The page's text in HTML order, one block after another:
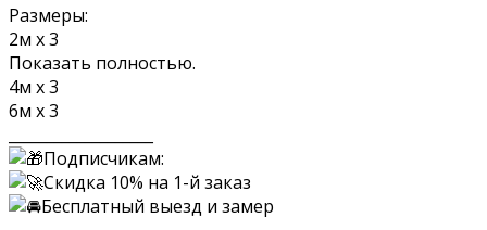
Размеры:
2м х 3
Показать полностью.
4м х 3
6м х 3
Подписчикам:
Скидка 10% на 1-й заказ
Бесплатный выезд и замер